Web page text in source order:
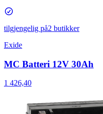
tilgjengelig på2 butikker
Exide
MC Batteri 12V 30Ah
1 426,40